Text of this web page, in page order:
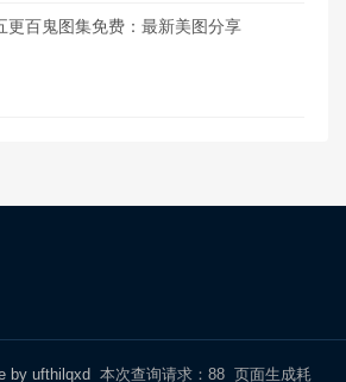
更百鬼图集免费：最新美图分享
by ufthilqxd 本次查询请求：88 页面生成耗